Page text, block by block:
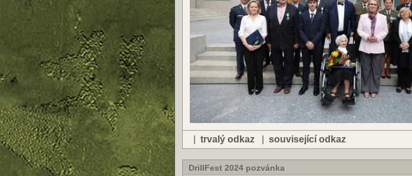
trvalý odkaz související odkaz
DrillFest 2024 pozvánka